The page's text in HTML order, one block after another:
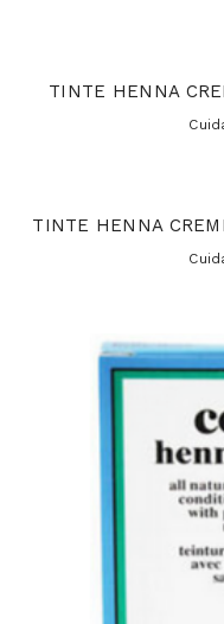
TINTE HENNA
TINTE HENNA